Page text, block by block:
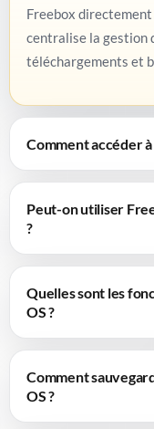
Freebox
centralise la gestion
téléchargements et
Comment accéder
Peut-on utiliser
?
Quelles sont les
OS ?
Comment
OS ?